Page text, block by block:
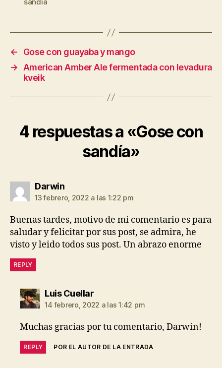
sandía
←
Gose con guayaba y mango
→ American Amber Ale fermentada con levadura
kveik
4 respuestas a «Gose con
sandía»
Darwindice:
13 febrero, 2022 a las 1:22 pm
Buenas tardes, motivo de mi comentario es para
saludar y felicitar por sus post, se admira, he
visto y leido todos sus post. Un abrazo enorme
REPLY
Luis Cuellardice:
14 febrero, 2022 a las 1:42 pm
Muchas gracias por tu comentario, Darwin!
REPLY POR EL AUTOR DE LA ENTRADA